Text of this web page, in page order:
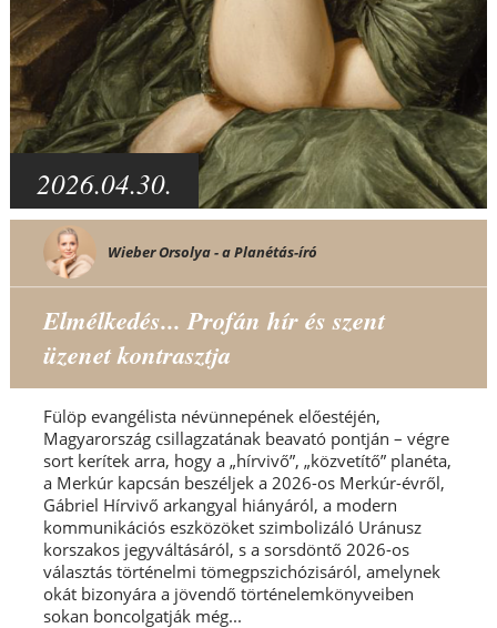
2026.04.30.
Wieber Orsolya - a Planétás-író
Elmélkedés... Profán hír és szent
üzenet kontrasztja
Fülöp evangélista névünnepének előestéjén,
Magyarország csillagzatának beavató pontján – végre
sort kerítek arra, hogy a „hírvivő”, „közvetítő” planéta,
a Merkúr kapcsán beszéljek a 2026-os Merkúr-évről,
Gábriel Hírvivő arkangyal hiányáról, a modern
kommunikációs eszközöket szimbolizáló Uránusz
korszakos jegyváltásáról, s a sorsdöntő 2026-os
választás történelmi tömegpszichózisáról, amelynek
okát bizonyára a jövendő történelemkönyveiben
sokan boncolgatják még...